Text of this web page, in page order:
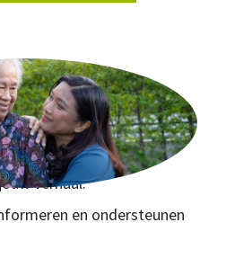
verwachten?
en...
verhaal.
en ondersteunen